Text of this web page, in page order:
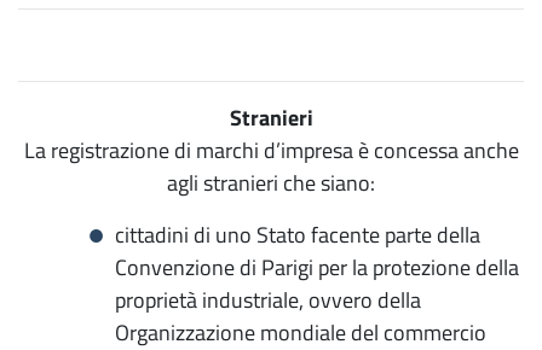
Stranieri
La registrazione di marchi d’impresa è concessa anche
agli stranieri che siano:
cittadini di uno Stato facente parte della
Convenzione di Parigi per la protezione della
proprietà industriale, ovvero della
Organizzazione mondiale del commercio